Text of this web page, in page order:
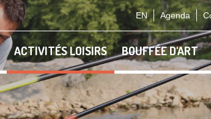
EN Agenda
ACTIVITÉS LOISIRS BOUFFÉE D'ART